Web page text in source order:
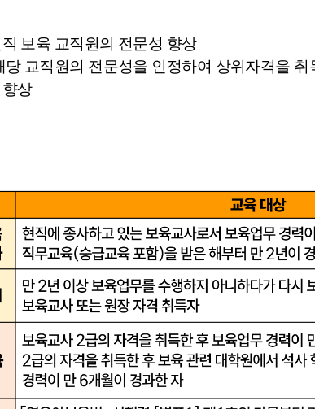
보육 교직원의 전문성 향상
교직원의 전문성을 인정하여 상위자격을 취
상